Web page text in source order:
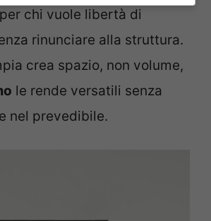
chi vuole libertà di
rinunciare alla struttura.
crea spazio, non volume,
le rende versatili senza
nel prevedibile.